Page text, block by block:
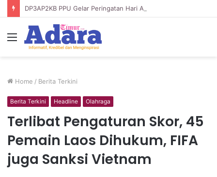
Menu
Home / Berita Terkini
Berita Terkini Headline Olahraga
Terlibat Pengaturan Skor, 45
Pemain Laos Dihukum, FIFA
juga Sanksi Vietnam